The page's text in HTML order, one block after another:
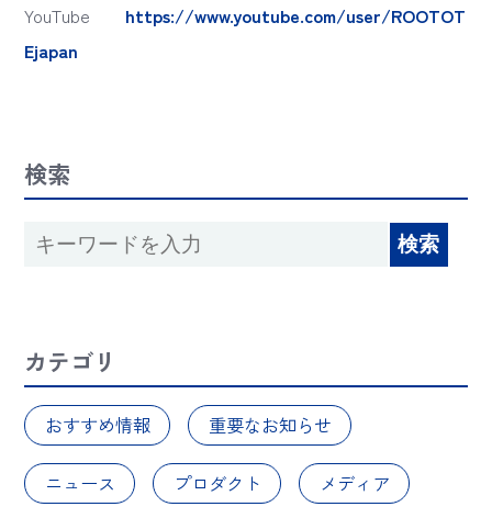
YouTube https://www.youtube.com/user/ROOTOT
Ejapan
検索
カテゴリ
おすすめ情報 重要なお知らせ
ニュース プロダクト メディア